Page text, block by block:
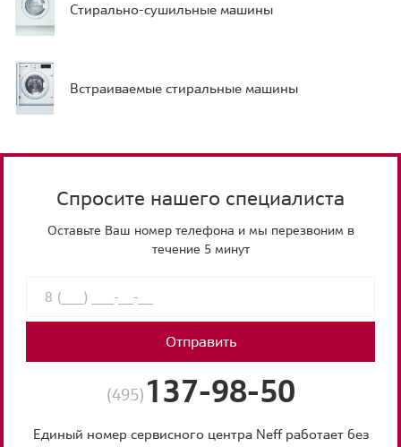
Стирально-сушильные машины
Встраиваемые стиральные машины
Спросите нашего специалиста
Оставьте Ваш номер телефона и мы перезвоним в
течение 5 минут
Отправить
(495) 137-98-50
Единый номер сервисного центра Neff работает без